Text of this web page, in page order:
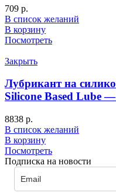
709 р.
В список желаний
В корзину
Посмотреть
Закрыть
Лубрикант на
Silicone Based Lube
8838 р.
В список желаний
В корзину
Посмотреть
Подписка на новости